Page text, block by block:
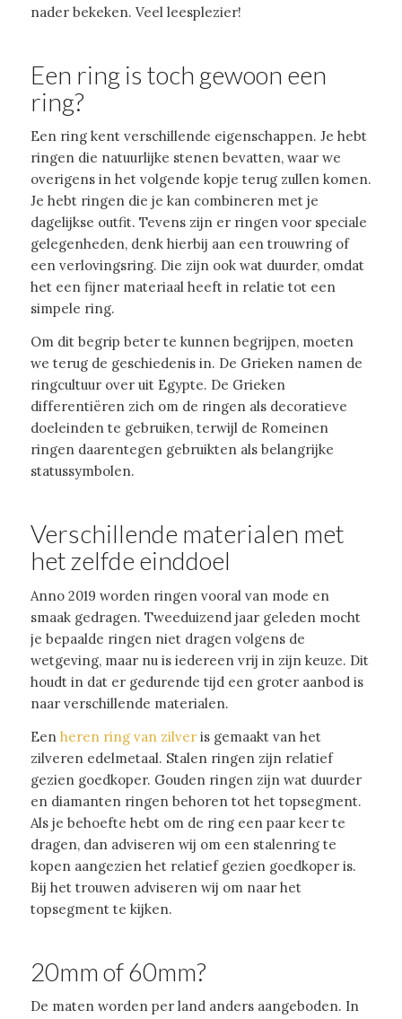
nader bekeken. Veel leesplezier!
Een ring is toch gewoon een
ring?
Een ring kent verschillende eigenschappen. Je hebt
ringen die natuurlijke stenen bevatten, waar we
overigens in het volgende kopje terug zullen komen.
Je hebt ringen die je kan combineren met je
dagelijkse outfit. Tevens zijn er ringen voor speciale
gelegenheden, denk hierbij aan een trouwring of
een verlovingsring. Die zijn ook wat duurder, omdat
het een fijner materiaal heeft in relatie tot een
simpele ring.
Om dit begrip beter te kunnen begrijpen, moeten
we terug de geschiedenis in. De Grieken namen de
ringcultuur over uit Egypte. De Grieken
differentiëren zich om de ringen als decoratieve
doeleinden te gebruiken, terwijl de Romeinen
ringen daarentegen gebruikten als belangrijke
statussymbolen.
Verschillende materialen met
het zelfde einddoel
Anno 2019 worden ringen vooral van mode en
smaak gedragen. Tweeduizend jaar geleden mocht
je bepaalde ringen niet dragen volgens de
wetgeving, maar nu is iedereen vrij in zijn keuze. Dit
houdt in dat er gedurende tijd een groter aanbod is
naar verschillende materialen.
Een heren ring van zilveris gemaakt van het
zilveren edelmetaal. Stalen ringen zijn relatief
gezien goedkoper. Gouden ringen zijn wat duurder
en diamanten ringen behoren tot het topsegment.
Als je behoefte hebt om de ring een paar keer te
dragen, dan adviseren wij om een stalenring te
kopen aangezien het relatief gezien goedkoper is.
Bij het trouwen adviseren wij om naar het
topsegment te kijken.
20mm of 60mm?
De maten worden per land anders aangeboden. In